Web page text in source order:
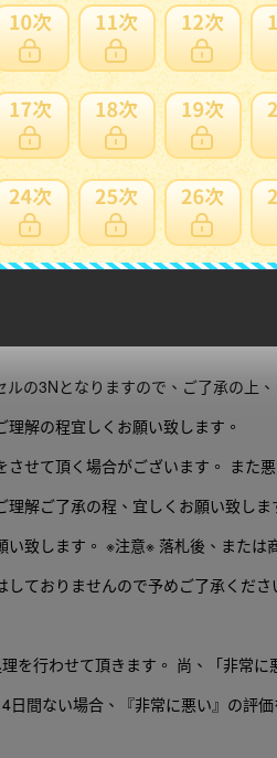
請使用商品問與答
。
の3Nとなりますので、ご了承の上
解の程宜しくお願い致します。
せて頂く場合がございます。 また
解ご了承の程、宜しくお願い致しま
致します。 ※注意※ 落札後、また
ておりませんので予めご了承くださ
を行わせて頂きます。 尚、「非常
間ない場合、『非常に悪い』の評